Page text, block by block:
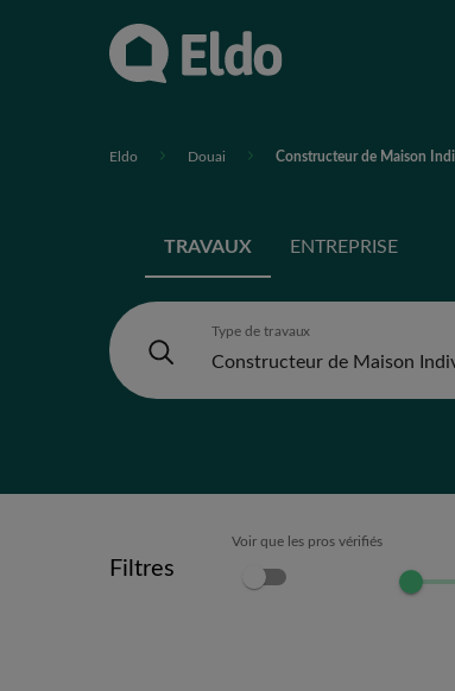
Eldo Douai Constructeur de Maison
TRAVAUX ENTREPRISE
Type de travaux
Filtres
Voir que les pros vérifiés